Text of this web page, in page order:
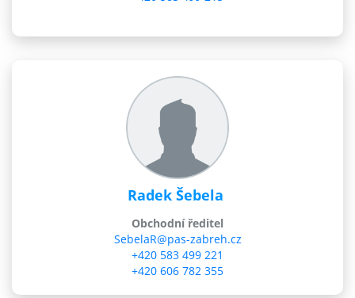
Radek Šebela
Obchodní ředitel
SebelaR@pas-zabreh.cz
+420 583 499 221
+420 606 782 355